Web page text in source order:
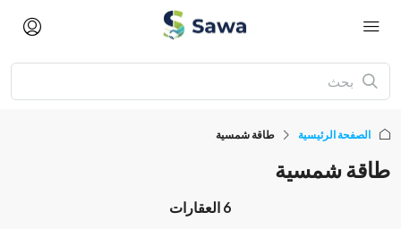
الصفحة الرئيسية طاقة شمسية
طاقة شمسية
6 العقارات